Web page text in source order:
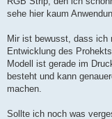
sehe hier kaum
Mir ist bewusst, dass ich
Entwicklung des
Modell ist gerade im
besteht und kann
machen.
Sollte ich noch was